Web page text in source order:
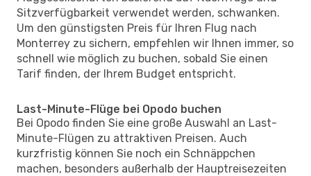
Sitzverfügbarkeit verwendet werden, schwanken.
Um den günstigsten Preis für Ihren Flug nach
Monterrey zu sichern, empfehlen wir Ihnen immer, so
schnell wie möglich zu buchen, sobald Sie einen
Tarif finden, der Ihrem Budget entspricht.
Last-Minute-Flüge bei Opodo buchen
Bei Opodo finden Sie eine große Auswahl an Last-
Minute-Flügen zu attraktiven Preisen. Auch
kurzfristig können Sie noch ein Schnäppchen
machen, besonders außerhalb der Hauptreisezeiten